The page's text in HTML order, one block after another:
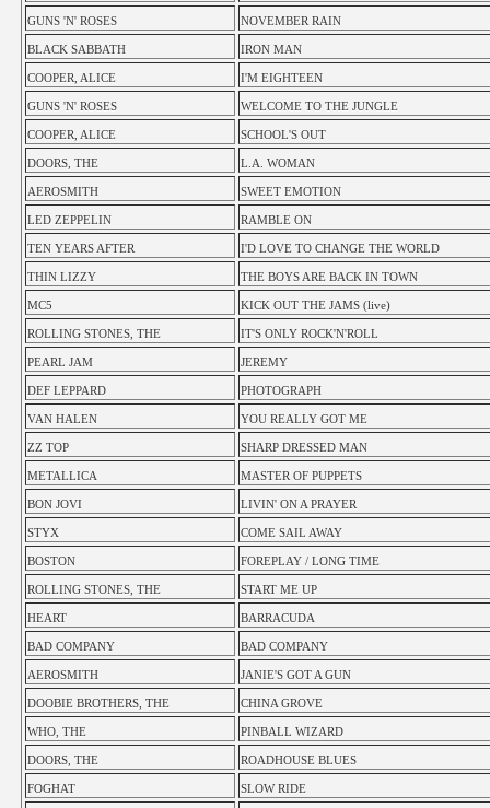
GUNS 'N' ROSES NOVEMBER RAIN
BLACK SABBATH IRON MAN
COOPER, ALICE I'M EIGHTEEN
GUNS 'N' ROSES WELCOME TO THE JUNGLE
COOPER, ALICE SCHOOL'S OUT
DOORS, THE L.A. WOMAN
AEROSMITH SWEET EMOTION
LED ZEPPELIN RAMBLE ON
TEN YEARS AFTER I'D LOVE TO CHANGE THE WORLD
THIN LIZZY THE BOYS ARE BACK IN TOWN
MC5 KICK OUT THE JAMS (live)
ROLLING STONES, THE IT'S ONLY ROCK'N'ROLL
PEARL JAM JEREMY
DEF LEPPARD PHOTOGRAPH
VAN HALEN YOU REALLY GOT ME
ZZ TOP SHARP DRESSED MAN
METALLICA MASTER OF PUPPETS
BON JOVI LIVIN' ON A PRAYER
STYX COME SAIL AWAY
BOSTON FOREPLAY / LONG TIME
ROLLING STONES, THE START ME UP
HEART BARRACUDA
BAD COMPANY BAD COMPANY
AEROSMITH JANIE'S GOT A GUN
DOOBIE BROTHERS, THE CHINA GROVE
WHO, THE PINBALL WIZARD
DOORS, THE ROADHOUSE BLUES
FOGHAT SLOW RIDE